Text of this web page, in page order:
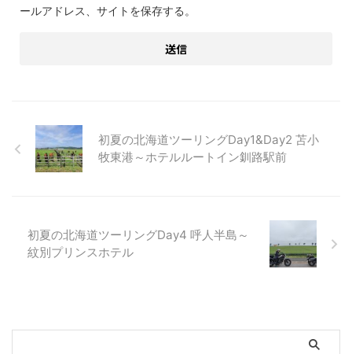
ールアドレス、サイトを保存する。
初夏の北海道ツーリングDay1&Day2 苫小
牧東港～ホテルルートイン釧路駅前
初夏の北海道ツーリングDay4 呼人半島～
紋別プリンスホテル